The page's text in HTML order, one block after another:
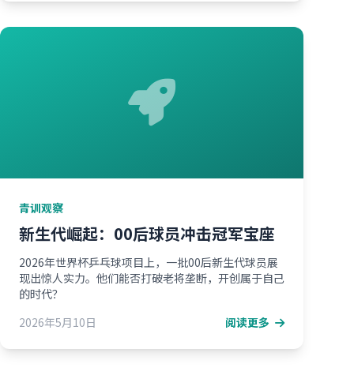
青训观察
新生代崛起：00后球员冲击冠军宝座
2026年世界杯乒乓球项目上，一批00后新生代球员展
现出惊人实力。他们能否打破老将垄断，开创属于自己
的时代？
2026年5月10日
阅读更多